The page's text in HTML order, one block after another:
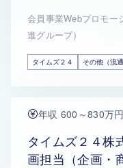
会員事業Webプロモー
進グループ）
タイムズ２４ その他（流
年収 600～830万円
タイムズ２４株
画担当（企画・